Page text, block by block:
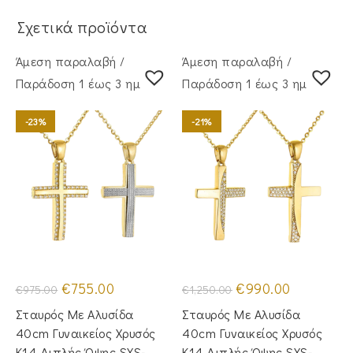
Σχετικά προϊόντα
Άμεση παραλαβή /
Παράδoση 1 έως 3 ημέρες
-23%
€975.00 Original
price
was:
€975.00.
€755.00
τιμή
είναι:
€755.00.
Σταυρός Με Αλυσίδα
40cm Γυναικείος Χρυσός
Άμεση παραλαβή /
Παράδoση 1 έως 3 ημέρες
-21%
€1,250.00 Original
price
was:
€1,250.00.
€990.00
τιμή
είναι:
€990.00.
Σταυρός Με Αλυσίδα
40cm Γυναικείος Χρυσός